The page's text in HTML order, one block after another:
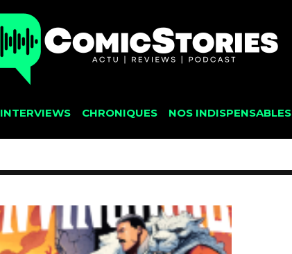
INTERVIEWS CHRONIQUES NOS INDISPENSABLES